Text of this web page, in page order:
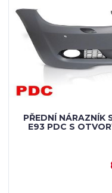
PŘEDNÍ NÁRAZNÍK
E93 PDC S